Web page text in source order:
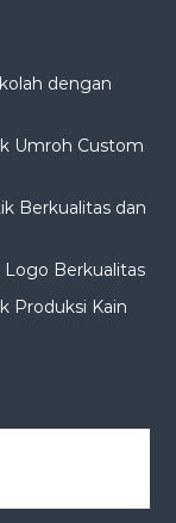
dengan
Umroh Custom
Berkualitas dan
Berkualitas
Produksi Kain